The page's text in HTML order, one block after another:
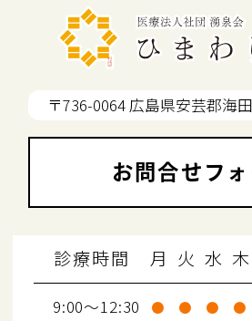
〒736-0064 広島県安芸郡海
お問合せフォ
診療時間 月 火 水 木
9:00～12:30 ● ● ● ●